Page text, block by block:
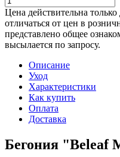
Цена действительна
отличаться от цен в
представлено общее
высылается по запросу.
Описание
Уход
Характеристики
Как купить
Оплата
Доставка
Бегония "Beleaf